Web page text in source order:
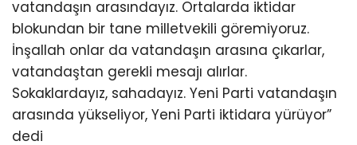
vatandaşın arasındayız. Ortalarda iktidar
blokundan bir tane milletvekili göremiyoruz.
İnşallah onlar da vatandaşın arasına çıkarlar,
vatandaştan gerekli mesajı alırlar.
Sokaklardayız, sahadayız. Yeni Parti vatandaşın
arasında yükseliyor, Yeni Parti iktidara yürüyor”
dedi